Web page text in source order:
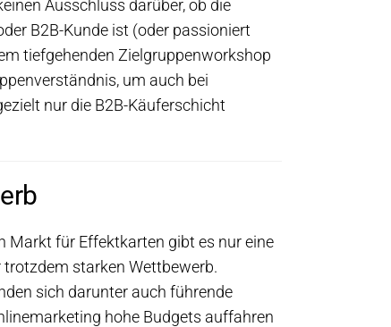
Ausschluss darüber, ob die
B2B-Kunde ist (oder passioniert
tiefgehenden Zielgruppenworkshop
um auch bei
nur die B2B-Käuferschicht
Markt für Effektkarten gibt es nur eine
starken Wettbewerb.
sich darunter auch führende
hohe Budgets auffahren